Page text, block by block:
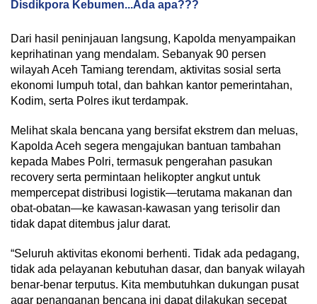
Disdikpora Kebumen...Ada apa???
Dari hasil peninjauan langsung, Kapolda menyampaikan
keprihatinan yang mendalam. Sebanyak 90 persen
wilayah Aceh Tamiang terendam, aktivitas sosial serta
ekonomi lumpuh total, dan bahkan kantor pemerintahan,
Kodim, serta Polres ikut terdampak.
Melihat skala bencana yang bersifat ekstrem dan meluas,
Kapolda Aceh segera mengajukan bantuan tambahan
kepada Mabes Polri, termasuk pengerahan pasukan
recovery serta permintaan helikopter angkut untuk
mempercepat distribusi logistik—terutama makanan dan
obat-obatan—ke kawasan-kawasan yang terisolir dan
tidak dapat ditembus jalur darat.
“Seluruh aktivitas ekonomi berhenti. Tidak ada pedagang,
tidak ada pelayanan kebutuhan dasar, dan banyak wilayah
benar-benar terputus. Kita membutuhkan dukungan pusat
agar penanganan bencana ini dapat dilakukan secepat